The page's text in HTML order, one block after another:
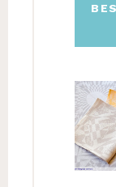
Dit
heeft